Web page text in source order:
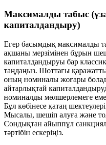
Максималды табыс
капиталдандыру)
Егер басымдық максималды
ақшаны мерзімінен бұрын
капиталдандыруы бар
таңдаңыз. Шоттағы
оның номиналы жоғары
айтарлықтай
номиналды мөлшерлемеге
Бұл көбінесе қатаң
Мысалы, шешіп алуға және
Сондықтан айыппұл
тәртібін ескеріңіз.